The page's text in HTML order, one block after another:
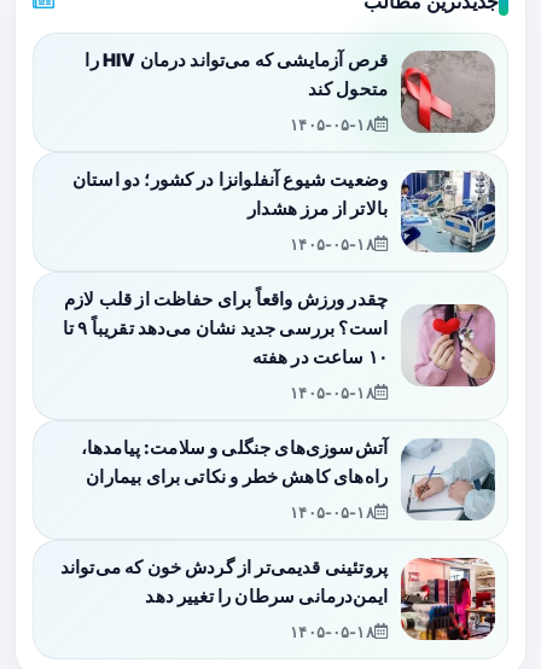
قرص آزمایشی که می‌تواند درمان HIV را
متحول کند
۱۴۰۵-۰۵-۱۸
وضعیت شیوع آنفلوانزا در کشور؛ دو استان
بالاتر از مرز هشدار
۱۴۰۵-۰۵-۱۸
چقدر ورزش واقعاً برای حفاظت از قلب لازم
است؟ بررسی جدید نشان می‌دهد تقریباً ۹ تا
۱۰ ساعت در هفته
۱۴۰۵-۰۵-۱۸
آتش‌سوزی‌های جنگلی و سلامت: پیامدها،
راه‌های کاهش خطر و نکاتی برای بیماران
۱۴۰۵-۰۵-۱۸
پروتئینی قدیمی‌تر از گردش خون که می‌تواند
ایمن‌درمانی سرطان را تغییر دهد
۱۴۰۵-۰۵-۱۸